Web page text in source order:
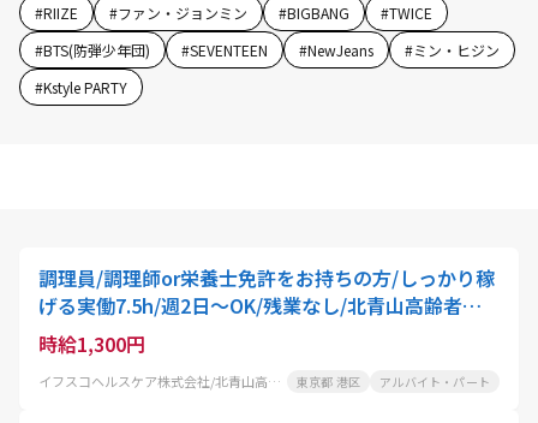
#RIIZE #ファン・ジョンミン #BIGBANG #TWICE
#BTS(防弾少年団) #SEVENTEEN #NewJeans #ミン・ヒジン
#Kstyle PARTY
調理員/調理師or栄養士免許をお持ちの方/しっかり稼
げる実働7.5h/週2日～OK/残業なし/北青山高齢者在
宅サービスセンター
時給1,300円
イフスコヘルスケア株式会社/北青山高齢者在宅サービスセンター 東京都 港区 アルバイト・パート